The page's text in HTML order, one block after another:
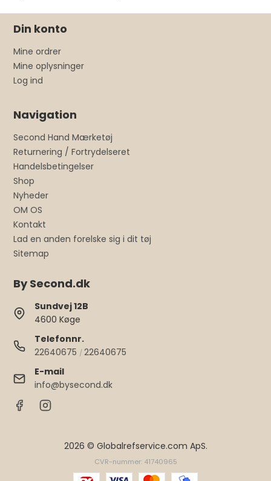
Din konto
Mine ordrer
Mine oplysninger
Log ind
Navigation
Second Hand Mærketøj
Returnering / Fortrydelseret
Handelsbetingelser
Shop
Nyheder
OM OS
Kontakt
Lad en anden forelske sig i dit tøj
Sitemap
By Second.dk
Sundvej 12B
4600 Køge
Telefonnr.
22640675 /22640675
E-mail
info@bysecond.dk
2026 © Globalrefservice.com ApS.
CVR-nummer: 41740965